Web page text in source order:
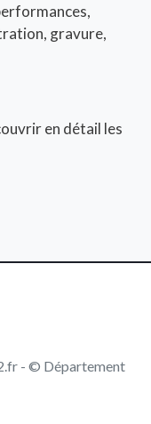
gravure,
en détail les
- © Département